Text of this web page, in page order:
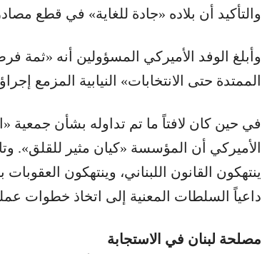
والتأكيد أن بلاده «جادة للغاية» في قطع
وأبلغ الوفد الأميركي المسؤولين أنه «ثمة
الممتدة حتى الانتخابات» النيابية المزمع
في حين كان لافتاً ما تم تداوله بشأن
الأميركي أن المؤسسة «كيان مثير للقلق».
ينتهكون القانون اللبناني، وينتهكون
داعياً السلطات المعنية إلى اتخاذ خطوات
مصلحة لبنان في الاستجابة